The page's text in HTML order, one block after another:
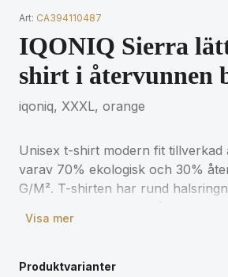
Art: CA394110487
IQONIQ Sierra
shirt i återvunnen
iqoniq, XXXL, orange
Unisex t-shirt modern fit tillverkad
varav 70% ekologisk och 30%
G/M². T-shirten har rund
material samt påståenden om
och blockkedjeteknik. Genom att
Visa mer
Produktvarianter